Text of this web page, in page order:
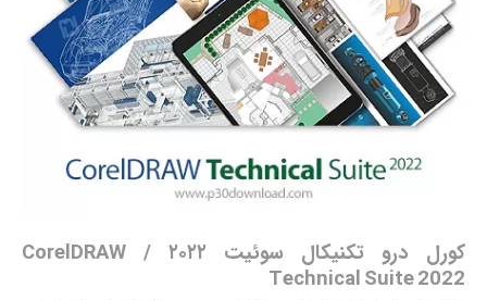
کورل درو تکنیکال سوئیت ۲۰۲۲ / CorelDRAW
Technical Suite 2022